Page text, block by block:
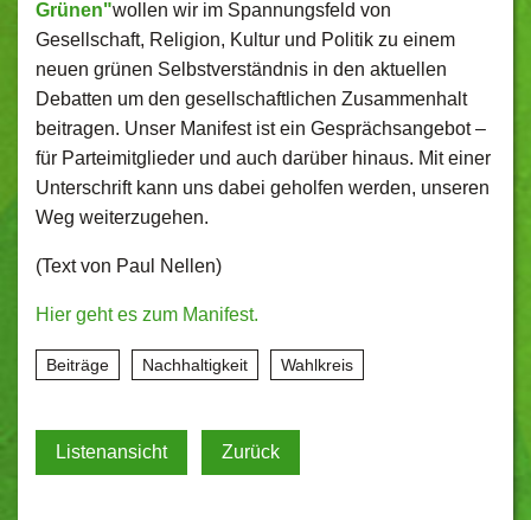
Grünen"wollen wir im Spannungsfeld von
Gesellschaft, Religion, Kultur und Politik zu einem
neuen grünen Selbstverständnis in den aktuellen
Debatten um den gesellschaftlichen Zusammenhalt
beitragen. Unser Manifest ist ein Gesprächsangebot –
für Parteimitglieder und auch darüber hinaus. Mit einer
Unterschrift kann uns dabei geholfen werden, unseren
Weg weiterzugehen.
(Text von Paul Nellen)
Hier geht es zum Manifest.
Beiträge Nachhaltigkeit Wahlkreis
Listenansicht Zurück